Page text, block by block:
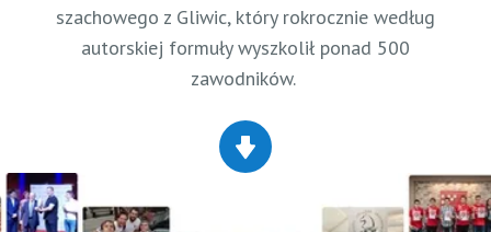
szachowego z Gliwic, który rokrocznie według
autorskiej formuły wyszkolił ponad 500
zawodników.